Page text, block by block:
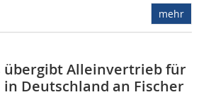
mehr
übergibt Alleinvertrieb für
Deutschland an Fischer